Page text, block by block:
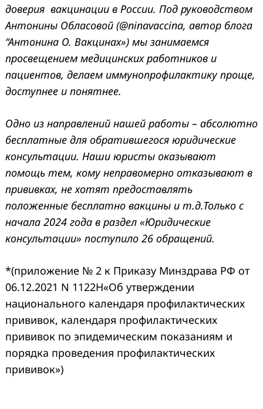
доверия вакцинации в России. Под руководством
Антонины Обласовой (@ninavaccina, автор блога
“Антонина О. Вакцинах») мы занимаемся
просвещением медицинских работников и
пациентов, делаем иммунопрофилактику проще,
доступнее и понятнее.
Одно из направлений нашей работы – абсолютно
бесплатные для обратившегося юридические
консультации. Наши юристы оказывают
помощь тем, кому неправомерно отказывают в
прививках, не хотят предоставлять
положенные бесплатно вакцины и т.д.Только с
начала 2024 года в раздел «Юридические
консультации» поступило 26 обращений.
*(приложение № 2 к Приказу Минздрава РФ от
06.12.2021 N 1122Н«Об утверждении
национального календаря профилактических
прививок, календаря профилактических
прививок по эпидемическим показаниям и
порядка проведения профилактических
прививок»)